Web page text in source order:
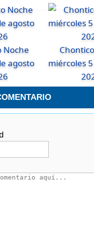
Noche
agosto
miércoles